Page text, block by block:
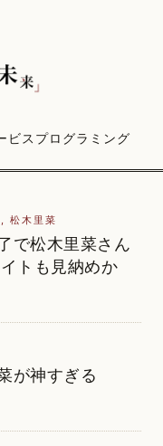
ビス プログラミング
, 松木里菜
で松木里菜さん
トも見納めか
が神すぎる